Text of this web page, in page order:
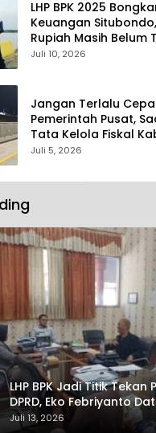
LHP BPK 2025
Keuangan
Rupiah Masih Belum
Juli 10, 2026
Jangan Terlalu
Pemerintah Pusat,
Tata Kelola Fiskal
Juli 5, 2026
LHP BPK Jadi Titik Tekan
DPRD, Eko Febriyanto
dan Ajak Dewan
Juli 13, 2026